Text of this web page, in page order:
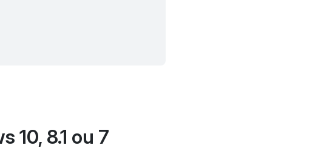
10, 8.1 ou 7